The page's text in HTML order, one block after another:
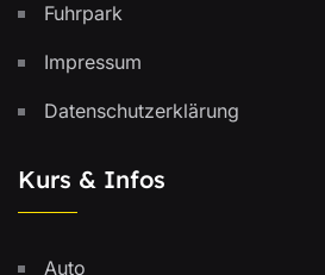
Fuhrpark
Impressum
Datenschutzerklärung
Kurs & Infos
Auto